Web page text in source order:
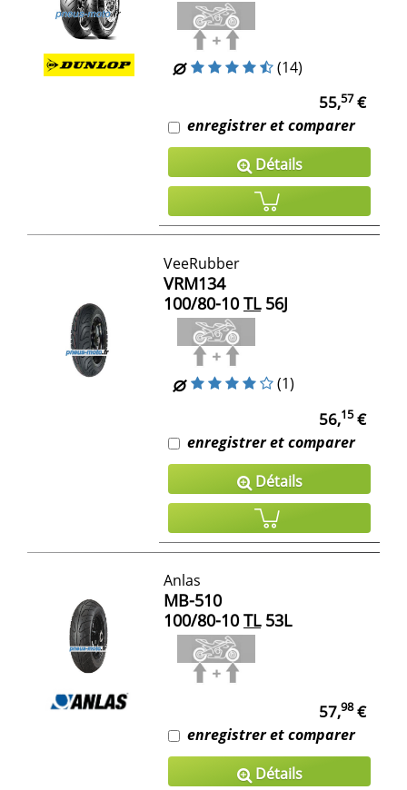
(14)
55,57€
enregistrer et comparer
Détails
VeeRubber
VRM134
100/80-10 TL56J
(1)
56,15€
enregistrer et comparer
Détails
Anlas
MB-510
100/80-10 TL53L
57,98€
enregistrer et comparer
Détails